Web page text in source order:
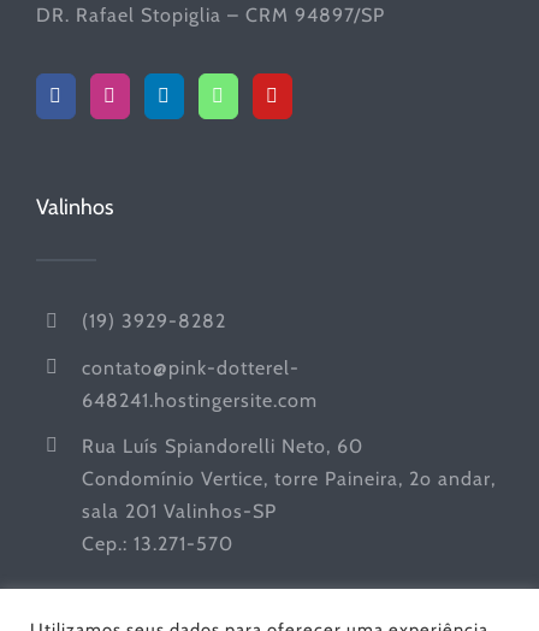
DR. Rafael Stopiglia – CRM 94897/SP
Valinhos
(19) 3929-8282
contato@pink-dotterel-
648241.hostingersite.com
Rua Luís Spiandorelli Neto, 60
Condomínio Vertice, torre Paineira, 2o andar,
sala 201 Valinhos-SP
Cep.: 13.271-570